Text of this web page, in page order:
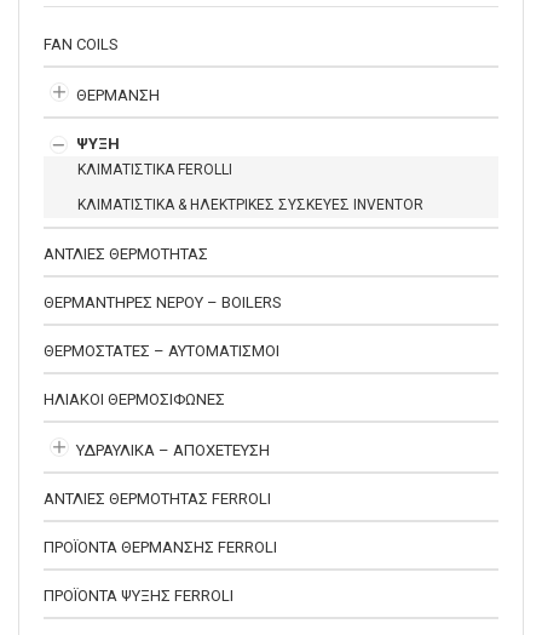
FAN COILS
ΘΕΡΜΑΝΣΗ
ΨΥΞΗ
ΚΛΙΜΑΤΙΣΤΙΚΑ FEROLLI
ΚΛΙΜΑΤΙΣΤΙΚΑ & ΗΛΕΚΤΡΙΚΕΣ ΣΥΣΚΕΥΕΣ INVENTOR
ΑΝΤΛΙΕΣ ΘΕΡΜΟΤΗΤΑΣ
ΘΕΡΜΑΝΤΗΡΕΣ ΝΕΡΟΥ – BOILERS
ΘΕΡΜΟΣΤΑΤΕΣ – ΑΥΤΟΜΑΤΙΣΜΟΙ
ΗΛΙΑΚΟΙ ΘΕΡΜΟΣΙΦΩΝΕΣ
ΥΔΡΑΥΛΙΚΑ – ΑΠΟΧΕΤΕΥΣΗ
ΑΝΤΛΙΕΣ ΘΕΡΜΟΤΗΤΑΣ FERROLI
ΠΡΟΪΟΝΤΑ ΘΕΡΜΑΝΣΗΣ FERROLI
ΠΡΟΪΟΝΤΑ ΨΥΞΗΣ FERROLI